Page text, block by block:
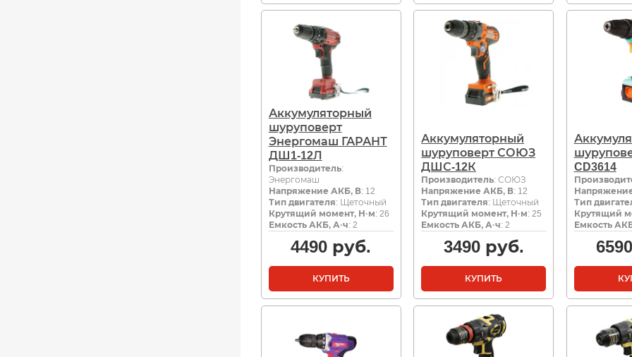
Аккумуляторный
шуруповерт
Энергомаш ГАРАНТ
ДШ1-12Л
Производитель:
Энергомаш
Напряжение АКБ, В: 12
Тип двигателя: Щеточный
Крутящий момент, Н·м: 26
Емкость АКБ, А·ч: 2
4490 руб.
КУПИТЬ
Аккумуляторный
шуруповерт СОЮЗ
ДШС-12К
Производитель: СОЮЗ
Напряжение АКБ, В: 12
Тип двигателя: Щеточный
Крутящий момент, Н·м: 25
Емкость АКБ, А·ч: 2
3490руб.
КУПИТЬ
CD3614
Тип
Крутящий
Емкость
6590